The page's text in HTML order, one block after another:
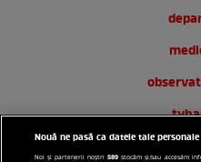
Nouă ne pasă ca datele tale
Noi și partenerii noștri589 stocăm și/sau accesăm